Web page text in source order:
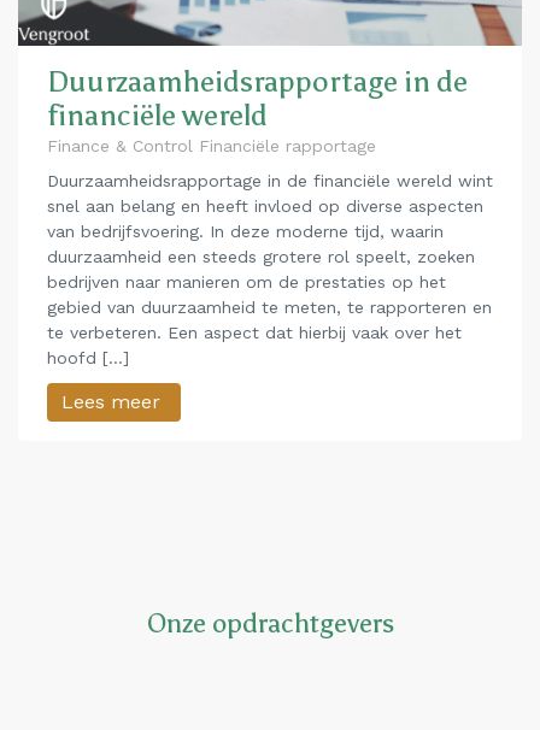
Duurzaamheidsrapportage in de
financiële wereld
Finance & Control Financiële rapportage
Duurzaamheidsrapportage in de financiële wereld wint
snel aan belang en heeft invloed op diverse aspecten
van bedrijfsvoering. In deze moderne tijd, waarin
duurzaamheid een steeds grotere rol speelt, zoeken
bedrijven naar manieren om de prestaties op het
gebied van duurzaamheid te meten, te rapporteren en
te verbeteren. Een aspect dat hierbij vaak over het
hoofd […]
Lees meer
Onze opdrachtgevers